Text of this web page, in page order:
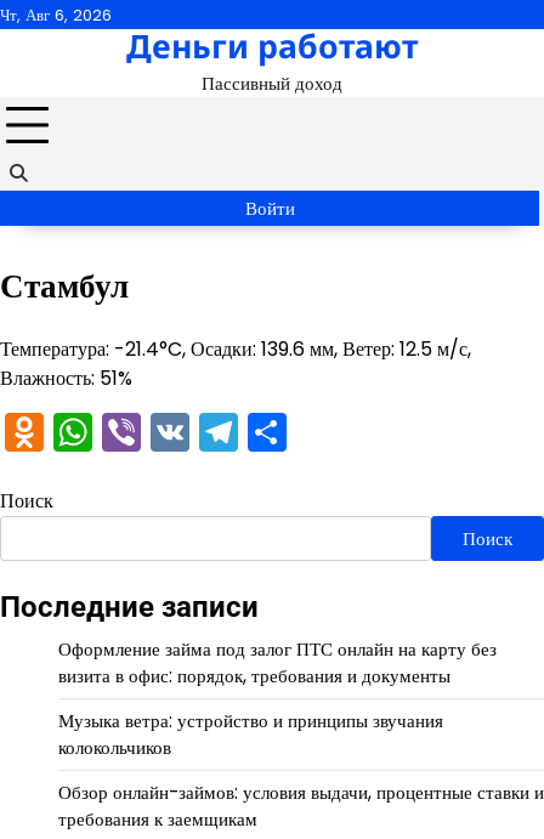
Перейти
Чт, Авг 6, 2026
Деньги работают
Пассивный доход
Войти
Стамбул
Температура: -21.4°C, Осадки: 139.6 мм, Ветер: 12.5 м/с,
Влажность: 51%
Odnoklassniki
WhatsApp
Viber
VKTelegram
Поиск
Поиск
Последние записи
Оформление займа под залог ПТС онлайн на карту без
визита в офис: порядок, требования и документы
Музыка ветра: устройство и принципы звучания
колокольчиков
Обзор онлайн-займов: условия выдачи, процентные ставки и
требования к заемщикам